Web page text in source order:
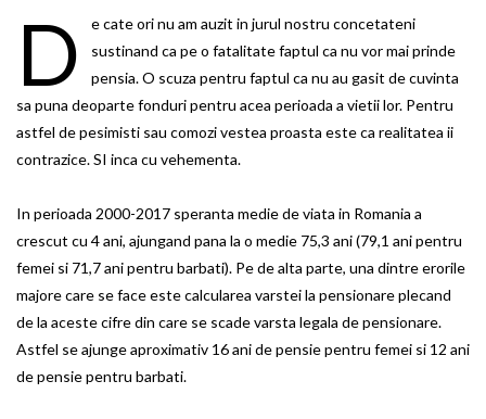
D
e cate ori nu am auzit in jurul nostru concetateni
sustinand ca pe o fatalitate faptul ca nu vor mai prinde
pensia. O scuza pentru faptul ca nu au gasit de cuvinta
sa puna deoparte fonduri pentru acea perioada a vietii lor. Pentru
astfel de pesimisti sau comozi vestea proasta este ca realitatea ii
contrazice. SI inca cu vehementa.
In perioada 2000-2017 speranta medie de viata in Romania a
crescut cu 4 ani, ajungand pana la o medie 75,3 ani (79,1 ani pentru
femei si 71,7 ani pentru barbati). Pe de alta parte, una dintre erorile
majore care se face este calcularea varstei la pensionare plecand
de la aceste cifre din care se scade varsta legala de pensionare.
Astfel se ajunge aproximativ 16 ani de pensie pentru femei si 12 ani
de pensie pentru barbati.